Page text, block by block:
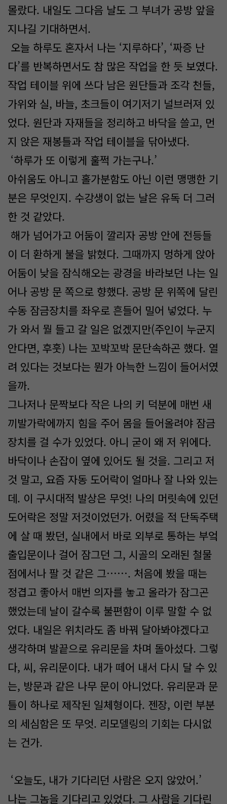
몰랐다. 내일도 그다음 날도 그 부녀가 공방 앞을
지나길 기대하면서.
오늘 하루도 혼자서 나는 ‘지루하다’, ‘짜증 난
다’를 반복하면서도 참 많은 작업을 한 듯 보였다.
작업 테이블 위에 쓰다 남은 원단들과 조각 천들,
가위와 실, 바늘, 초크들이 여기저기 널브러져 있
었다. 원단과 자재들을 정리하고 바닥을 쓸고, 먼
지 앉은 재봉틀과 작업 테이블을 닦아냈다.
‘하루가 또 이렇게 훌쩍 가는구나.’
아쉬움도 아니고 홀가분함도 아닌 이런 맹맹한 기
분은 무엇인지. 수강생이 없는 날은 유독 더 그러
한 것 같았다.
해가 넘어가고 어둠이 깔리자 공방 안에 전등들
이 더 환하게 불을 밝혔다. 그때까지 멍하게 앉아
어둠이 낮을 잠식해오는 광경을 바라보던 나는 일
어나 공방 문 쪽으로 향했다. 공방 문 위쪽에 달린
수동 잠금장치를 좌우로 흔들어 밀어 넣었다. 누
가 와서 뭘 들고 갈 일은 없겠지만(주인이 누군지
안다면, 후훗) 나는 꼬박꼬박 문단속하곤 했다. 열
려 있다는 것보다는 뭔가 아늑한 느낌이 들어서였
을까.
그나저나 문짝보다 작은 나의 키 덕분에 매번 새
끼발가락에까지 힘을 주어 몸을 들어올려야 잠금
장치를 걸 수가 있었다. 아니 굳이 왜 저 위에다.
바닥이나 손잡이 옆에 있어도 될 것을. 그리고 저
것 말고, 요즘 자동 도어락이 얼마나 잘 나와 있는
데. 이 구시대적 발상은 무엇! 나의 머릿속에 있던
도어락은 정말 저것이었던가. 어렸을 적 단독주택
에 살 때 봤던, 실내에서 바로 외부로 통하는 부엌
출입문이나 걸어 잠그던 그, 시골의 오래된 철물
점에서나 팔 것 같은 그……. 처음에 봤을 때는
정겹고 좋아서 매번 의자를 놓고 올라가 잠그곤
했었는데 날이 갈수록 불편함이 이루 말할 수 없
었다. 내일은 위치라도 좀 바꿔 달아봐야겠다고
생각하며 발끝으로 유리문을 차며 돌아섰다. 그렇
다, 씨, 유리문이다. 내가 떼어 내서 다시 달 수 있
는, 방문과 같은 나무 문이 아니었다. 유리문과 문
틀이 하나로 제작된 일체형이다. 젠장, 이런 부분
의 세심함은 또 무엇. 리모델링의 기회는 다시없
는 건가.
‘오늘도, 내가 기다리던 사람은 오지 않았어.’
나는 그놈을 기다리고 있었다. 그 사람을 기다린